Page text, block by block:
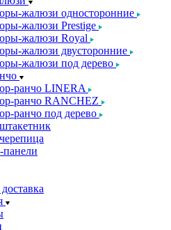
жалюзи односторонние
жалюзи Prestige
жалюзи Royal
жалюзи двусторонние
жалюзи под дерево
ранчо LINERA
ранчо RANCHEZ
ранчо под дерево